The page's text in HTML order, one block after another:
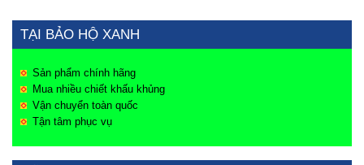
TẠI BẢO HỘ XANH
Sản phẩm chính hãng
Mua nhiều chiết khấu khủng
Vận chuyển toàn quốc
Tận tâm phục vụ